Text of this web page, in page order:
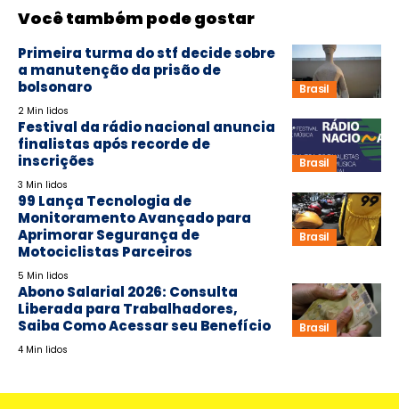
Você também pode gostar
Brasil
Primeira turma do stf decide sobre
a manutenção da prisão de
bolsonaro
2 Min lidos
Brasil
Festival da rádio nacional anuncia
finalistas após recorde de
inscrições
3 Min lidos
Brasil
99 Lança Tecnologia de
Monitoramento Avançado para
Aprimorar Segurança de
Motociclistas Parceiros
5 Min lidos
Brasil
Abono Salarial 2026: Consulta
Liberada para Trabalhadores,
Saiba Como Acessar seu Benefício
4 Min lidos